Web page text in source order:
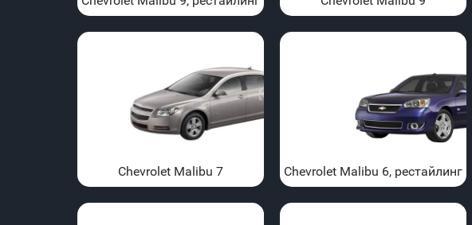
Chevrolet Malibu 7 Chevrolet Malibu 6, рестайлинг